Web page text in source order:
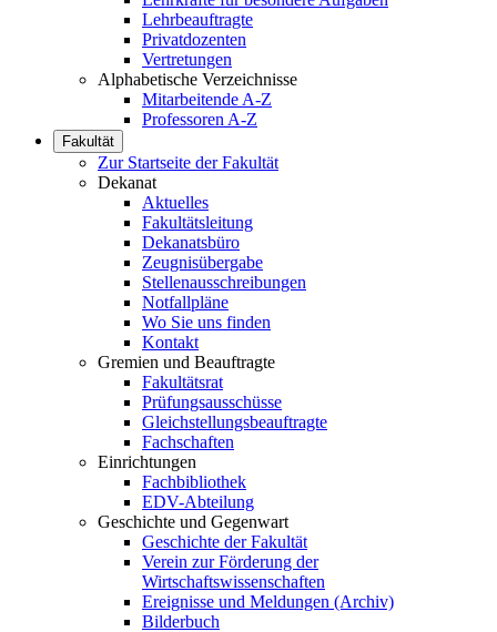
Lehrbeauftragte
Privatdozenten
Vertretungen
Alphabetische Verzeichnisse
Mitarbeitende A-Z
Professoren A-Z
Fakultät
Zur Startseite der Fakultät
Dekanat
Aktuelles
Fakultätsleitung
Dekanatsbüro
Zeugnisübergabe
Stellenausschreibungen
Notfallpläne
Wo Sie uns finden
Kontakt
Gremien und Beauftragte
Fakultätsrat
Prüfungsausschüsse
Gleichstellungsbeauftragte
Fachschaften
Einrichtungen
Fachbibliothek
EDV-Abteilung
Geschichte und Gegenwart
Geschichte der Fakultät
Verein zur Förderung der
Wirtschaftswissenschaften
Ereignisse und Meldungen (Archiv)
Bilderbuch